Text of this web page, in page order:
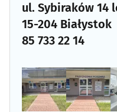
Medycyna estetyczna
Medycyna naturalna
Medycyna pracy(12)
Medyczna aparatura i
ul. Sybiraków 14
15-204 Białystok
85 733 22 14